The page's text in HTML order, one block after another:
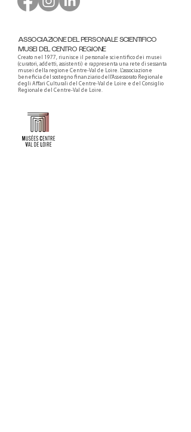
ASSOCIAZIONE DEL PERSONALE SCIENTIFICO
MUSEI DEL CENTRO REGIONE
Creato nel 1977, riunisce il personale scientifico dei musei
(curatori, addetti, assistenti) e rappresenta una rete di sessanta
musei della regione Centre-Val de Loire. L'associazione
beneficia del sostegno finanziario dell'Assessorato Regionale
degli Affari Culturali del Centre-Val de Loire e del Consiglio
Regionale del Centre-Val de Loire.